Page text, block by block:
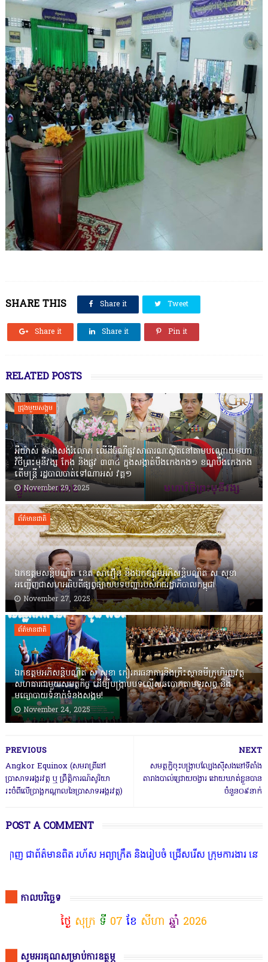
SHARE THIS Share it Tweet
Share it Share it Pin it
RELATED POSTS
ជ្រុងមួយសង្គម
អីយ៉ាស់ សាងសង់រំលោភ លើដីចំណីផ្លូវសាធារណៈស្ថិតនៅតាមបណ្ដោយមហា
វិថីព្រះមុនីវង្ស កែង និងផ្លូវ ៣៣៤ ក្នុងសង្កាត់បឹងកេងកង១ ខណ្ឌបឹងកេងកង
តើមន្ត្រី រដ្ឋបាលបាត់ទៅណាអស់ វគ្គ១
November 29, 2025
ព័ត៌មានជាតិ
ឯកឧត្តមសន្តិបណ្ឌិត នេត សាវឿន និងឯកឧត្តមអភិសន្តិបណ្ឌិត ស សុខា
អញ្ជើញជាសហអធិបតីផ្សព្វផ្សាយបទបញ្ជារបស់រាជរដ្ឋាភិបាលកម្ពុជា
November 27, 2025
ព័ត៌មានជាតិ
ឯកឧត្តមអភិសន្តិបណ្ឌិត ស សុខា កៀរគរធនាគារនិងគ្រឹះស្ថានមីក្រូហិរញ្ញវត្ថុ
សហការជាមួយសមត្ថកិច្ច ដើម្បីបង្ក្រាបបទល្មើសឆបោកតាមទូរសព្ទ និង
មធ្យោបាយទំនាក់ទំនងសង្គម!
November 24, 2025
NEXT
សមត្ថកិ្ចចុះបង្ក្រាបល្បែងស៊ីសងនៅទីតាំង
តារាងបាល់ជ្រោយចង្វារ ដោយឃាត់ខ្លួនបាន
ចំនួន០៩នាក់
PREVIOUS
Angkor Equinox (សមរាត្រីនៅ
ប្រាសាទអង្គរវត្ត​ ឬ​ ព្រឹត្តិការណ៍​សូរិយា​
រះចំពីលេីប្រាង្គកណ្តាលនៃប្រាសាទអង្គរវត្ត)
POST A COMMENT
អព្យាក្រឹត និងរៀបចំ ជ្រើសរើស ក្រុមការងារ នៅតាមបណ្តាលរាជធានី
កាលបរិច្ឆេទ
ថ្ងៃ សុក្រ ទី 07 ខែ សីហា ឆ្នាំ 2026
សូមអរគុណសម្រាប់ការឧត្ថម្ភ